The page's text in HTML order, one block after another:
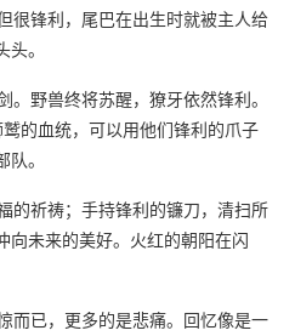
很锋利，尾巴在出生时就被主人给
。
野兽终将苏醒，獠牙依然锋利。
的血统，可以用他们锋利的爪子
。
的祈祷；手持锋利的镰刀，清扫所
向未来的美好。火红的朝阳在闪
而已，更多的是悲痛。回忆像是一